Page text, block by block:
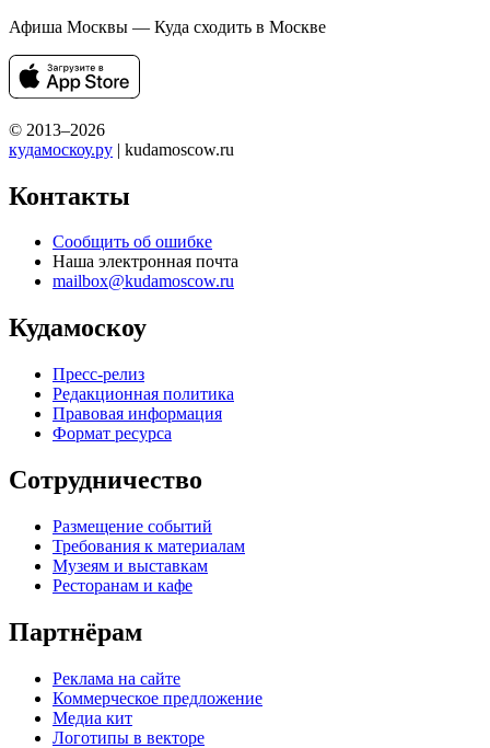
Афиша Москвы — Куда сходить в Москве
© 2013–2026
кудамоскоу.ру | kudamoscow.ru
Контакты
Сообщить об ошибке
Наша электронная почта
mailbox@kudamoscow.ru
Кудамоскоу
Пресс-релиз
Редакционная политика
Правовая информация
Формат ресурса
Сотрудничество
Размещение событий
Требования к материалам
Музеям и выставкам
Ресторанам и кафе
Партнёрам
Реклама на сайте
Коммерческое предложение
Медиа кит
Логотипы в векторе